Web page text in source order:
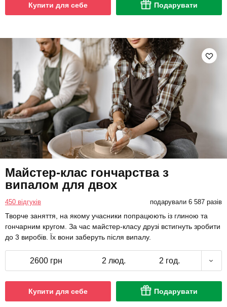
Купити для себе Подарувати
Майстер-клас гончарства з
випалом для двох
450 відгуків подарували 6 587 разів
Творче заняття, на якому учасники попрацюють із глиною та
гончарним кругом. За час майстер-класу друзі встигнуть зробити
до 3 виробів. Їх вони заберуть після випалу.
2600 грн 2 люд. 2 год.
Купити для себе Подарувати